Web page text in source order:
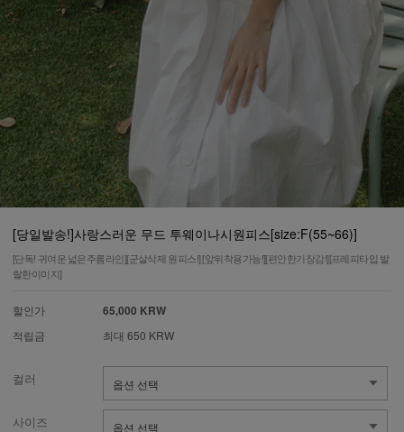
[당일발송!]사랑스러운 무드 투웨이나시원피스[size:F(55~66)]
[단독! 귀여운 넓은주름라인][군살삭제 원피스!] [앞뒤착용가능!][편안한기장감!][프레피타입 발
랄한이미지]
할인가 65,000 KRW
적립금 최대 650 KRW
컬러
사이즈